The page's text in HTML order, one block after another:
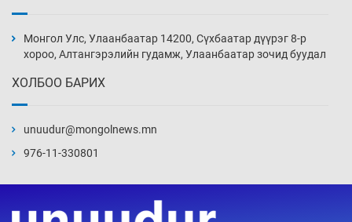
8 цаг 36 мин
9 цаг 6 мин
9 цаг 21 мин
Монгол Улс, Улаанбаатар 14200, Сүхбаатар дүүрэг 8-р
хороо, Алтангэрэлийн гудамж, Улаанбаатар зочид буудал
ХОЛБОО БАРИХ
unuudur@mongolnews.mn
976-11-330801